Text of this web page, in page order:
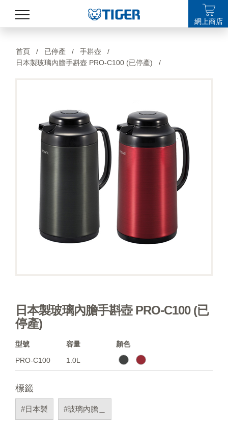
最新消息
網上商店
首頁 / 已停產 / 手斟壺
/
日本製玻璃內膽手斟壺 PRO-C100 (已停產)
/
日本製玻璃內膽手斟壺 PRO-C100 (已
停產)
型號 容量
顏色
PRO-C100
1.0L
標籤
#日本製 #玻璃內膽＿